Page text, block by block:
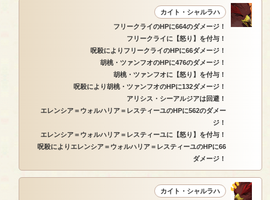
カイト・シャルラハ
フリークライのHPに664のダメージ！
フリークライに【怒り】を付与！
呪殺によりフリークライのHPに66ダメージ！
胡桃・ツァンフオのHPに476のダメージ！
胡桃・ツァンフオに【怒り】を付与！
呪殺により胡桃・ツァンフオのHPに132ダメージ！
アリシス・シーアルジアは回避！
エレンシア＝ウォルハリア＝レスティーユのHPに562のダメー
ジ！
エレンシア＝ウォルハリア＝レスティーユに【怒り】を付与！
呪殺によりエレンシア＝ウォルハリア＝レスティーユのHPに66
ダメージ！
カイト・シャルラハ